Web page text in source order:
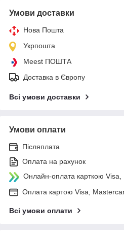
Умови доставки
Нова Пошта
Укрпошта
Meest ПОШТА
Доставка в Європу
Всі умови доставки
Умови оплати
Післяплата
Оплата на рахунок
Онлайн-оплата карткою
Оплата картою Visa,
Всі умови оплати